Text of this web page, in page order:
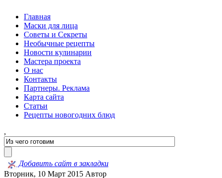
Главная
Маски для лица
Советы и Секреты
Необычные рецепты
Новости кулинарии
Мастера проекта
О нас
Контакты
Партнеры. Реклама
Карта сайта
Статьи
Рецепты новогодних блюд
,
Добавить сайт в закладки
Вторник, 10 Март 2015 Автор